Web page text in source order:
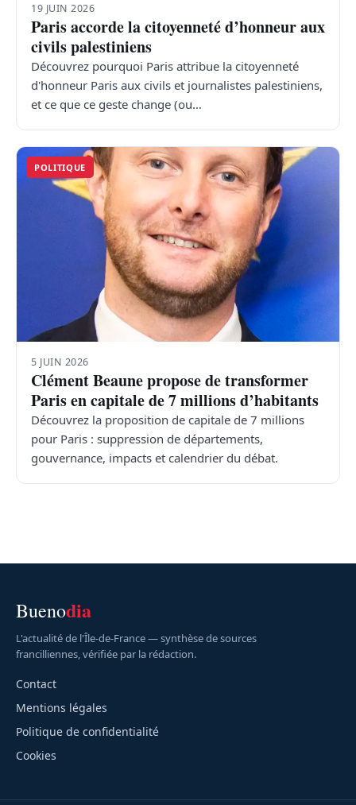
19 JUIN 2026
Paris accorde la citoyenneté d’honneur aux
civils palestiniens
Découvrez pourquoi Paris attribue la citoyenneté
d'honneur Paris aux civils et journalistes palestiniens,
et ce que ce geste change (ou…
POLITIQUE
5 JUIN 2026
Clément Beaune propose de transformer
Paris en capitale de 7 millions d’habitants
Découvrez la proposition de capitale de 7 millions
pour Paris : suppression de départements,
gouvernance, impacts et calendrier du débat.
Buenodia
L'actualité de l'Île-de-France — synthèse de sources
francilliennes, vérifiée par la rédaction.
Contact
Mentions légales
Politique de confidentialité
Cookies